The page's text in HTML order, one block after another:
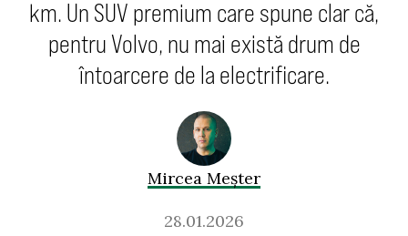
km. Un SUV premium care spune clar că,
pentru Volvo, nu mai există drum de
întoarcere de la electrificare.
Mircea Meșter
28.01.2026